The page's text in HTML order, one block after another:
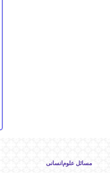
مسائل علوم‌انسانی